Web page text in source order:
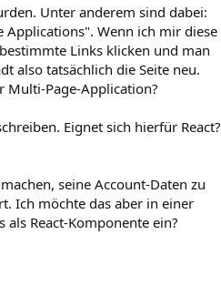
Unter anderem sind dabei:
Applications". Wenn ich mir diese
Links klicken und man
also tatsächlich die Seite neu.
Multi-Page-Application?
Eignet sich hierfür React?
seine Account-Daten zu
Ich möchte das aber in einer
React-Komponente ein?